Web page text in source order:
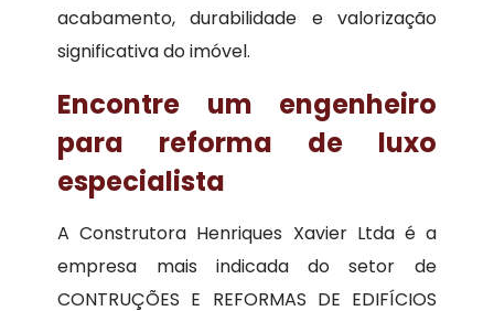
acabamento, durabilidade e valorização
significativa do imóvel.
Encontre um engenheiro
para reforma de luxo
especialista
A Construtora Henriques Xavier Ltda é a
empresa mais indicada do setor de
CONTRUÇÕES E REFORMAS DE EDIFÍCIOS